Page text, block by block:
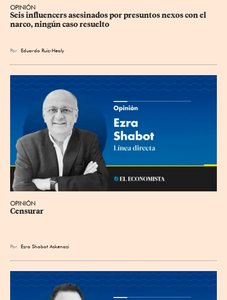
OPINIÓN
Seis influencers asesinados por presuntos nexos con el
narco, ningún caso resuelto
Por Eduardo Ruiz-Healy
OPINIÓN
Censurar
Por Ezra Shabot Askenazi